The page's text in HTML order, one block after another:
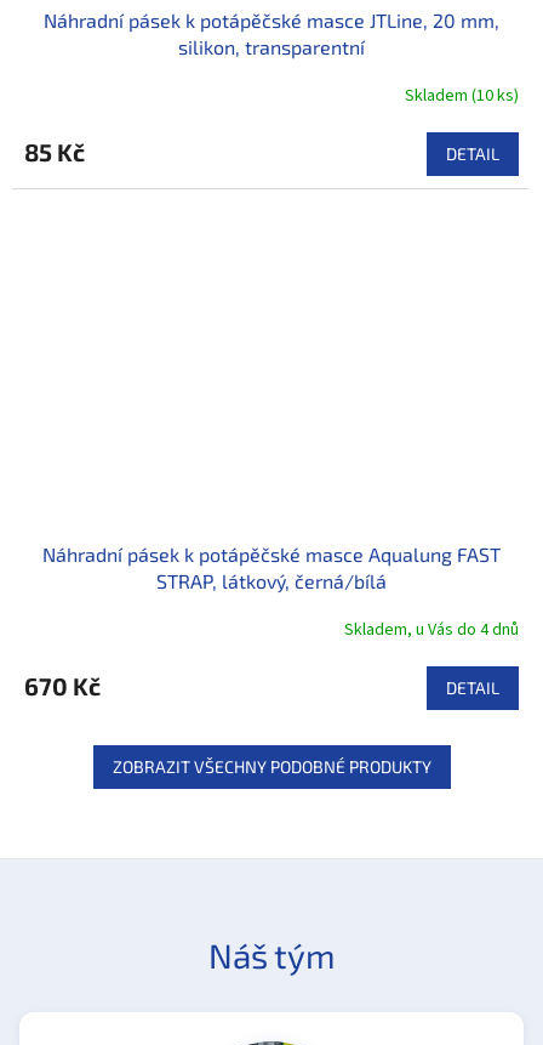
Náhradní pásek k potápěčské masce JTLine, 20 mm,
silikon, transparentní
Skladem (10 ks)
85 Kč DETAIL
Náhradní pásek k potápěčské masce Aqualung FAST
STRAP, látkový, černá/bílá
Skladem, u Vás do 4 dnů
670 Kč DETAIL
ZOBRAZIT VŠECHNY PODOBNÉ PRODUKTY
Náš tým